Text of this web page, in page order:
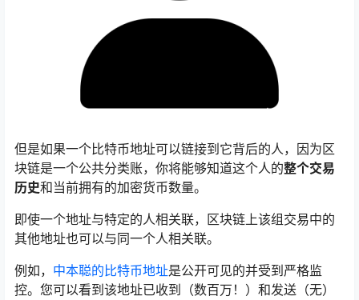
但是如果一个比特币地址可以链接到它背后的人，因为区
块链是一个公共分类账，你将能够知道这个人的整个交易
历史和当前拥有的加密货币数量。
即使一个地址与特定的人相关联，区块链上该组交易中的
其他地址也可以与同一个人相关联。
例如， 中本聪的比特币地址是公开可见的并受到严格监
控。您可以看到该地址已收到（数百万！）和发送（无）